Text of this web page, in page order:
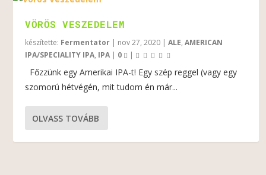
VÖRÖS VESZEDELEM
készítette: Fermentator | nov 27, 2020 |ALE,AMERICAN
IPA/SPECIALITY IPA, IPA | 0 |
Főzzünk egy Amerikai IPA-t! Egy szép reggel (vagy egy
szomorú hétvégén, mit tudom én már...
OLVASS TOVÁBB